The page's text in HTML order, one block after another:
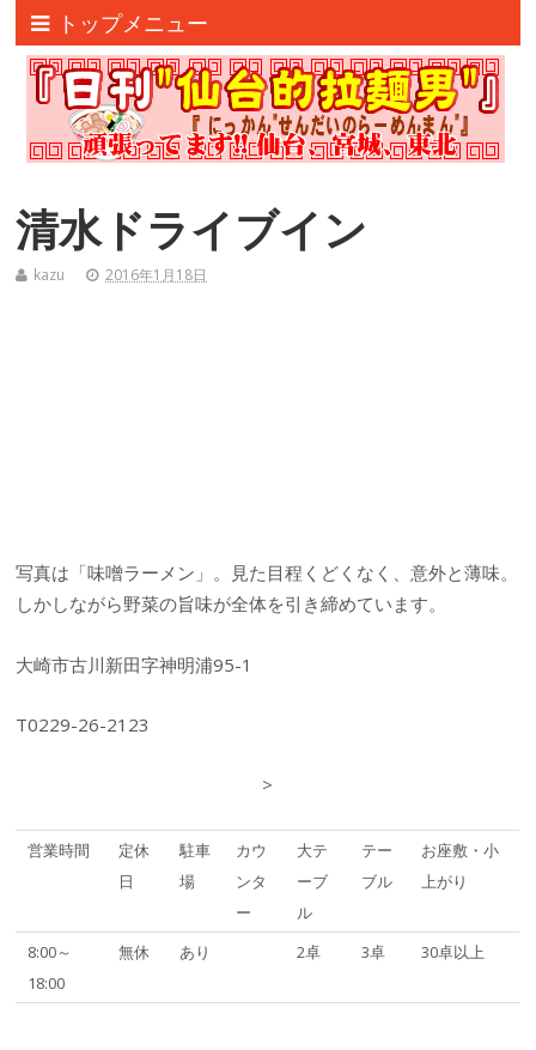
トップメニュー
清水ドライブイン
kazu 2016年1月18日
写真は「味噌ラーメン」。見た目程くどくなく、意外と薄味。
しかしながら野菜の旨味が全体を引き締めています。
大崎市古川新田字神明浦95-1
T0229-26-2123
>
営業時間
定休
日
駐車
場
カウ
ンタ
ー
大テ
ーブ
ル
テー
ブル
お座敷・小
上がり
8:00～
18:00
無休 あり 2卓 3卓 30卓以上